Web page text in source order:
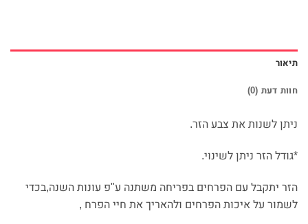
תיאור
חוות דעת (0)
ניתן לשנות את צבע הזר.
*גודל הזר ניתן לשינוי.
הזר יתקבל עם הפרחים בפריחה משתנה ע"פ עונות השנה,בכדי
לשמור על איכות הפרחים ולהאריך את חיי הפרח ,